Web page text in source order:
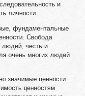
и
личности.
фундаментальные
Свобода
людей, честь и
очень многих людей
значимые ценности
ценностям